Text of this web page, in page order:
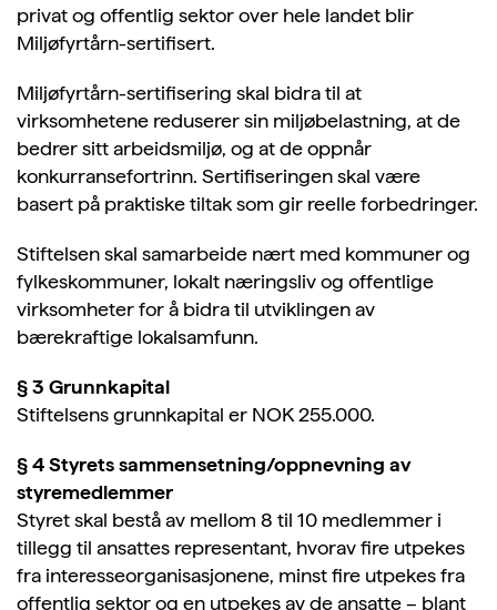
privat og offentlig sektor over hele landet blir
Miljøfyrtårn-sertifisert.
Miljøfyrtårn-sertifisering skal bidra til at
virksomhetene reduserer sin miljøbelastning, at de
bedrer sitt arbeidsmiljø, og at de oppnår
konkurransefortrinn. Sertifiseringen skal være
basert på praktiske tiltak som gir reelle forbedringer.
Stiftelsen skal samarbeide nært med kommuner og
fylkeskommuner, lokalt næringsliv og offentlige
virksomheter for å bidra til utviklingen av
bærekraftige lokalsamfunn.
§ 3 Grunnkapital
Stiftelsens grunnkapital er NOK 255.000.
§ 4 Styrets sammensetning/oppnevning av
styremedlemmer
Styret skal bestå av mellom 8 til 10 medlemmer i
tillegg til ansattes representant, hvorav fire utpekes
fra interesseorganisasjonene, minst fire utpekes fra
offentlig sektor og en utpekes av de ansatte – blant